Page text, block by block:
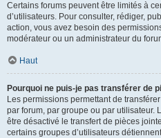
Certains forums peuvent être limités à
d’utilisateurs. Pour consulter, rédiger,
action, vous avez besoin des
modérateur ou un administrateur du
Haut
Pourquoi ne puis-je pas transférer de
Les permissions permettant de
par forum, par groupe ou par utilisateur.
être désactivé le transfert de pièces
certains groupes d’utilisateurs